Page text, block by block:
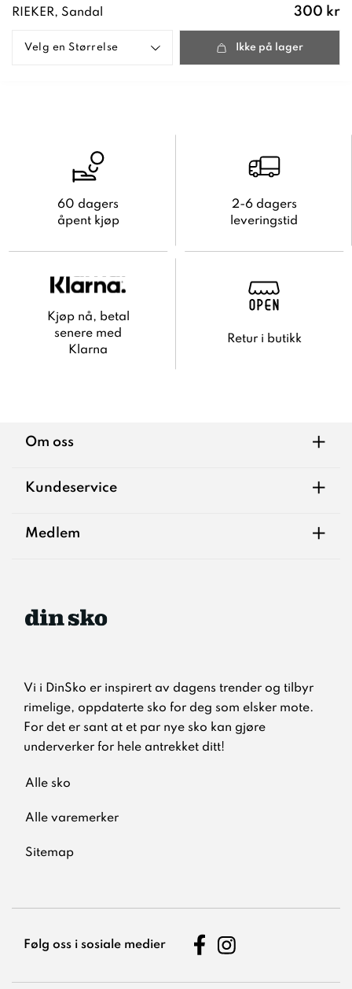
RIEKER, Sandal Pris:
300 kr
300 kr
Velg en Størrelse Ikke på lager
60 dagers
åpent kjøp
2-6 dagers
leveringstid
Kjøp nå, betal
senere med
Klarna
Retur i butikk
Om oss +
Kundeservice +
Medlem +
Vi i DinSko er inspirert av dagens trender og tilbyr
rimelige, oppdaterte sko for deg som elsker mote.
For det er sant at et par nye sko kan gjøre
underverker for hele antrekket ditt!
Alle sko
Alle varemerker
Sitemap
Følg oss i sosiale medier